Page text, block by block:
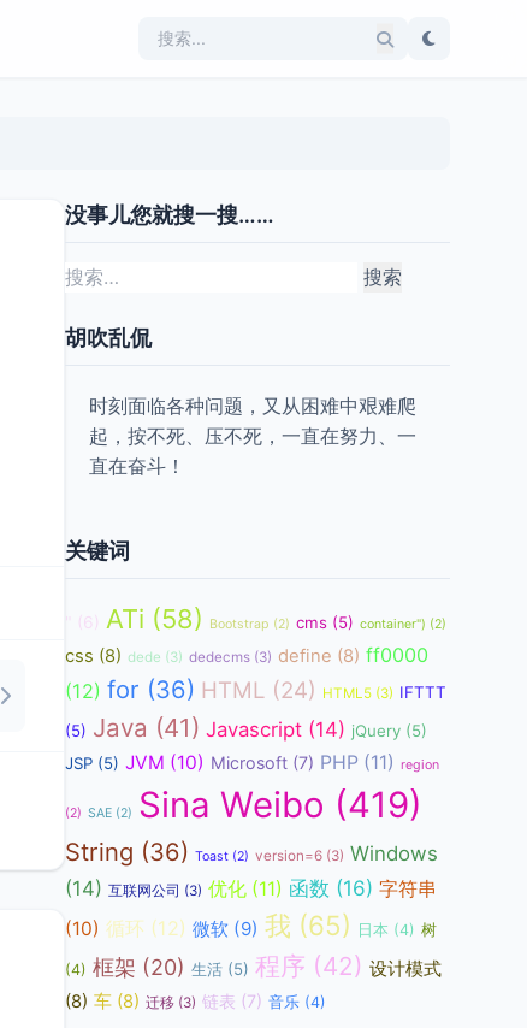
没事儿您就搜一搜……
搜
胡吹乱侃
时刻面临各种问题，又从困难中艰难爬
起，按不死、压不死，一直在努力、一
直在奋斗！
关键词
" (6) ATi (58) Bootstrap (2) cms (5) container") (2)
css (8) dede (3) dedecms (3) define (8) ff0000
(12) for (36) HTML (24) HTML5 (3) IFTTT
(5) Java (41) Javascript (14) jQuery (5)
JSP (5) JVM (10) Microsoft (7) PHP (11) region
(2) SAE (2) Sina Weibo (419)
String (36) Toast (2) version=6 (3) Windows
(14) 互联网公司 (3) 优化 (11) 函数 (16) 字符串
(10) 循环 (12) 微软 (9) 我 (65) 日本 (4) 树
(4) 框架 (20) 生活 (5) 程序 (42) 设计模式
(8) 车 (8) 迁移 (3) 链表 (7) 音乐 (4)